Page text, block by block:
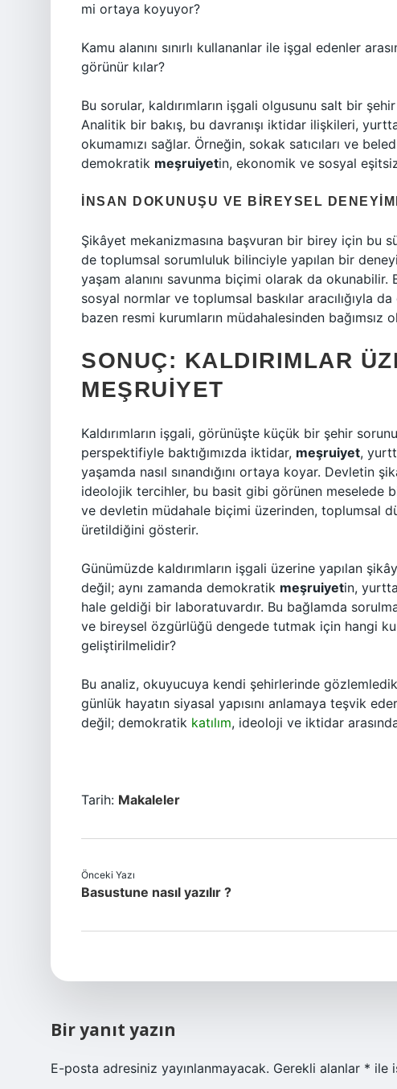
mi ortaya koyuyor?
Kamu alanını sınırlı kullananlar ile işgal edenler
görünür kılar?
Bu sorular, kaldırımların işgali olgusunu salt bir
Analitik bir bakış, bu davranışı iktidar ilişkileri,
okumamızı sağlar. Örneğin, sokak satıcıları ve
demokratik meşruiyetin, ekonomik ve sosyal
İNSAN DOKUNUŞU VE BIREYSEL
Şikâyet mekanizmasına başvuran bir birey için bu
de toplumsal sorumluluk bilinciyle yapılan bir
yaşam alanını savunma biçimi olarak da okunabilir.
sosyal normlar ve toplumsal baskılar aracılığıyla
bazen resmi kurumların müdahalesinden
SONUÇ: KALDIRIMLAR
MEŞRUIYET
Kaldırımların işgali, görünüşte küçük bir şehir
perspektifiyle baktığımızda iktidar, meşruiyet,
yaşamda nasıl sınandığını ortaya koyar. Devletin
ideolojik tercihler, bu basit gibi görünen meselede
ve devletin müdahale biçimi üzerinden, toplumsal
üretildiğini gösterir.
Günümüzde kaldırımların işgali üzerine yapılan
değil; aynı zamanda demokratik meşruiyetin,
hale geldiği bir laboratuvardır. Bu bağlamda
ve bireysel özgürlüğü dengede tutmak için hangi
geliştirilmelidir?
Bu analiz, okuyucuya kendi şehirlerinde
günlük hayatın siyasal yapısını anlamaya teşvik
değil; demokratik katılım, ideoloji ve iktidar
Tarih: Makaleler
Önceki Yazı
Basustune nasıl yazılır ?
Bir yanıt yazın
E-posta adresiniz yayınlanmayacak. Gerekli alanlar * ile